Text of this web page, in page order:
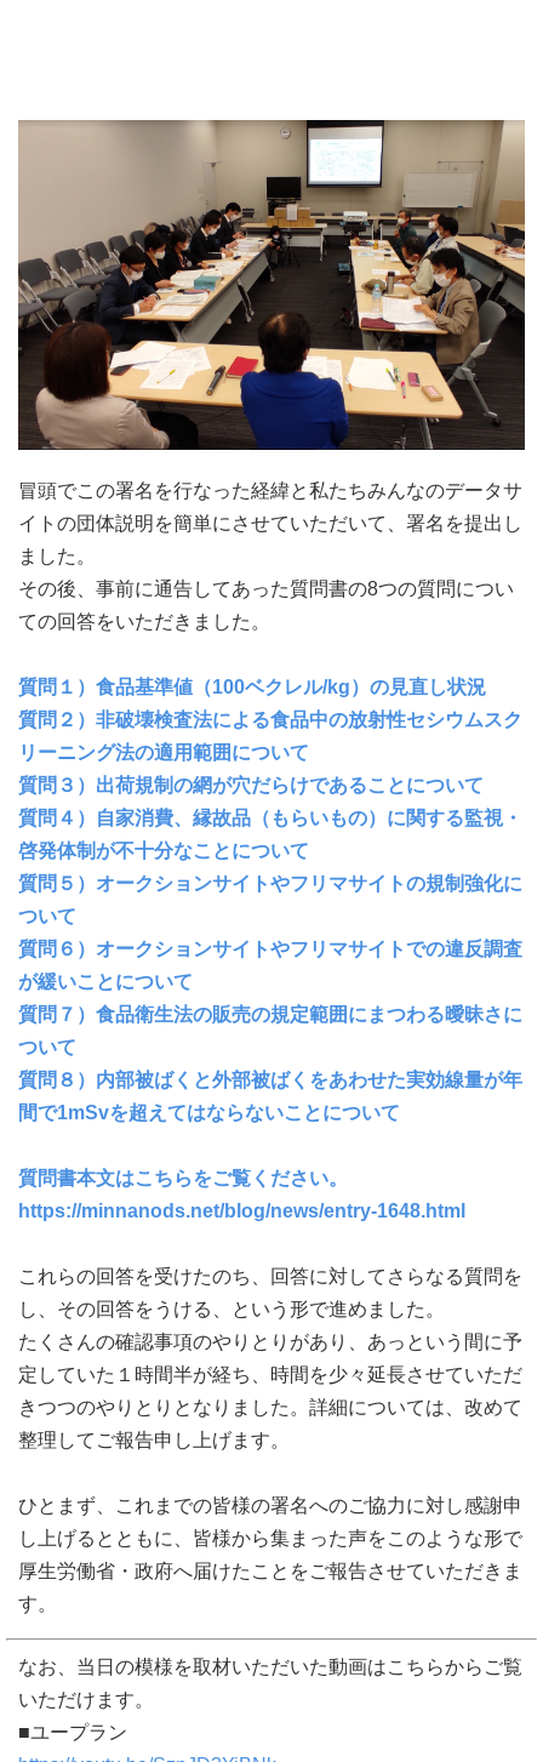
冒頭でこの署名を行なった経緯と私たちみんなのデータサ
イトの団体説明を簡単にさせていただいて、署名を提出し
ました。
その後、事前に通告してあった質問書の8つの質問につい
ての回答をいただきました。
質問１）食品基準値（100ベクレル/kg）の見直し状況
質問２）非破壊検査法による食品中の放射性セシウムスク
リーニング法の適用範囲について
質問３）出荷規制の網が穴だらけであることについて
質問４）自家消費、縁故品（もらいもの）に関する監視・
啓発体制が不十分なことについて
質問５）オークションサイトやフリマサイトの規制強化に
ついて
質問６）オークションサイトやフリマサイトでの違反調査
が緩いことについて
質問７）食品衛生法の販売の規定範囲にまつわる曖昧さに
ついて
質問８）内部被ばくと外部被ばくをあわせた実効線量が年
間で1mSvを超えてはならないことについて
質問書本文はこちらをご覧ください。
https://minnanods.net/blog/news/entry-1648.html
これらの回答を受けたのち、回答に対してさらなる質問を
し、その回答をうける、という形で進めました。
たくさんの確認事項のやりとりがあり、あっという間に予
定していた１時間半が経ち、時間を少々延長させていただ
きつつのやりとりとなりました。詳細については、改めて
整理してご報告申し上げます。
ひとまず、これまでの皆様の署名へのご協力に対し感謝申
し上げるとともに、皆様から集まった声をこのような形で
厚生労働省・政府へ届けたことをご報告させていただきま
す。
なお、当日の模様を取材いただいた動画はこちらからご覧
いただけます。
■ユープラン